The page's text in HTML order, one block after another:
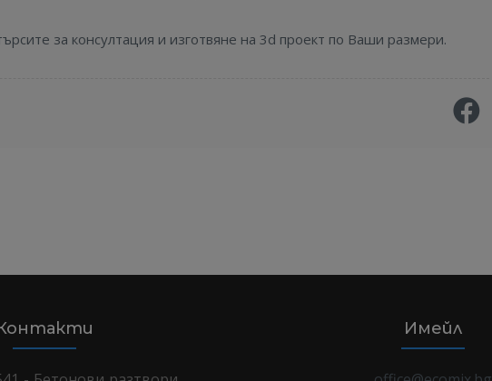
за консултация и изготвяне на 3d проект по Ваши размери.
Имейл